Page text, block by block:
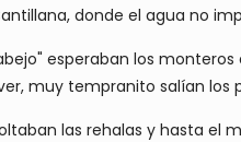
donde el agua no
esperaban los
muy tempranito salían los
las rehalas y hasta el